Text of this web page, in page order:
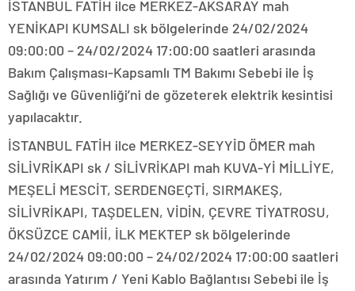
İSTANBUL FATİH ilce MERKEZ-AKSARAY mah
YENİKAPI KUMSALI sk bölgelerinde 24/02/2024
09:00:00 – 24/02/2024 17:00:00 saatleri arasında
Bakım Çalışması-Kapsamlı TM Bakımı Sebebi ile İş
Sağlığı ve Güvenliği’ni de gözeterek elektrik kesintisi
yapılacaktır.
İSTANBUL FATİH ilce MERKEZ-SEYYİD ÖMER mah
SİLİVRİKAPI sk / SİLİVRİKAPI mah KUVA-Yİ MİLLİYE,
MEŞELİ MESCİT, SERDENGEÇTİ, SIRMAKEŞ,
SİLİVRİKAPI, TAŞDELEN, VİDİN, ÇEVRE TİYATROSU,
ÖKSÜZCE CAMİİ, İLK MEKTEP sk bölgelerinde
24/02/2024 09:00:00 – 24/02/2024 17:00:00 saatleri
arasında Yatırım / Yeni Kablo Bağlantısı Sebebi ile İş